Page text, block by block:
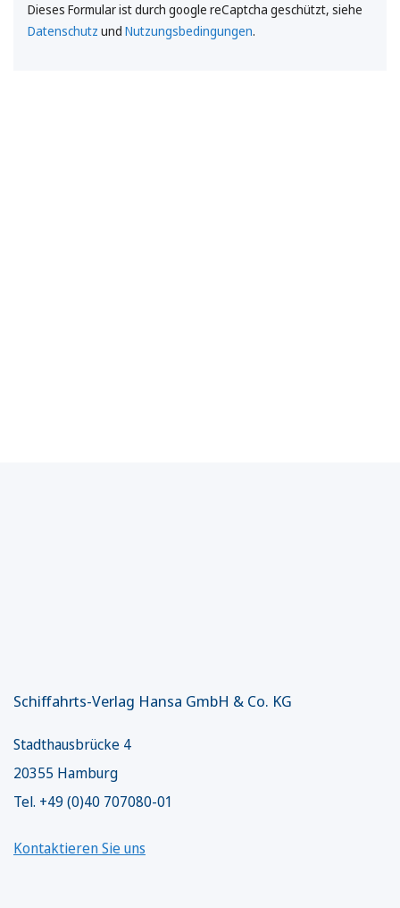
Dieses Formular ist durch google reCaptcha geschützt, siehe
Datenschutz und Nutzungsbedingungen.
Schiffahrts-Verlag Hansa GmbH & Co. KG
Stadthausbrücke 4
20355 Hamburg
Tel. +49 (0)40 707080-01
Kontaktieren Sie uns